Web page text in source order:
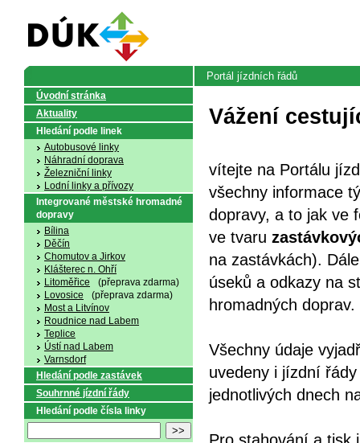
Vážení
vítejte na Portálu
všechny informace
dopravy, a to jak ve
ve tvaru
na zastávkách).
úseků a odkazy na
hromadných doprav.
Všechny údaje
uvedeny i jízdní
jednotlivých dnech
Úvodní stránka
Aktuality
Hledání podle linek
Autobusové linky
Náhradní doprava
Železniční linky
Lodní linky a přívozy
Integrované městské hromadné
dopravy
Bílina
Děčín
Chomutov a Jirkov
Klášterec n. Ohří
Litoměřice
(přeprava zdarma)
Lovosice
(přeprava zdarma)
Most a Litvínov
Roudnice nad Labem
Teplice
Ústí nad Labem
Varnsdorf
Hledání podle zastávek
Souhrnné jízdní řády
Hledání podle čísla linky
Portál jízdních řádů